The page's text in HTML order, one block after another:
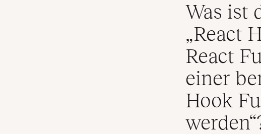
Was ist
„React
React
einer
Hook